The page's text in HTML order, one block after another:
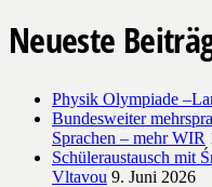
Neueste
Physik Olympiade
Bundesweiter
Sprachen – mehr WIR
Schüleraustausch mit
Vltavou 9. Juni 2026